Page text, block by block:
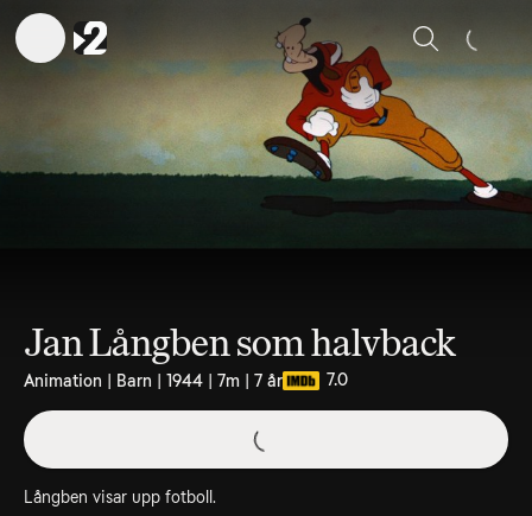
Sök
Jan Långben som halvback
Animation | Barn | 1944 | 7m | 7 år 7.0
Långben visar upp fotboll.